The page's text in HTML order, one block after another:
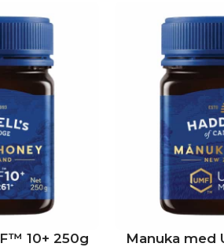
10+ 250g Manuka med